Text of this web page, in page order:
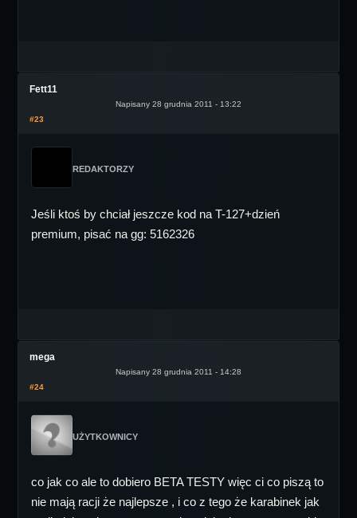
Fett11
Napisany 28 grudnia 2011 - 13:22
#23
REDAKTORZY
Jeśli ktoś by chciał jeszcze kod na T-127+dzień
premium, pisać na gg: 5162326
mega
Napisany 28 grudnia 2011 - 14:28
#24
UŻYTKOWNICY
co jak co ale to dobiero BETA TESTY więc ci co piszą to
nie mają racji że najlepsze , i co z tego że karabinek jak